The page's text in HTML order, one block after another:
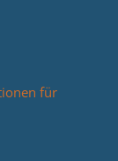
für